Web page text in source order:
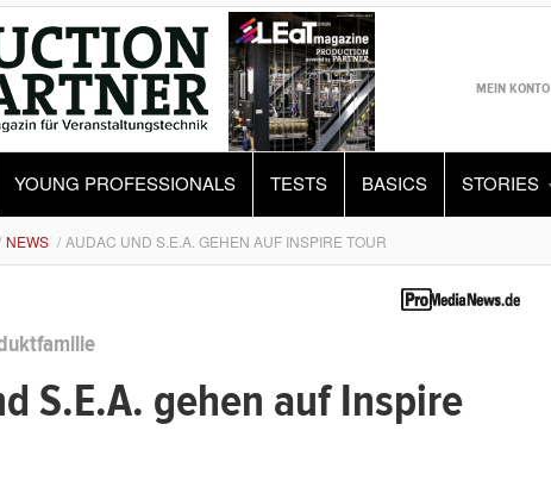
MEIN KONTO
YOUNG PROFESSIONALS TESTS BASICS STORIES
NEWS AUDAC UND S.E.A. GEHEN AUF INSPIRE TOUR
S.E.A. gehen auf Inspire